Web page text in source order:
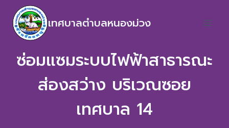
เทศบาลตำบลหนองม่วง
ซ่อมแซมระบบไฟฟ้าสาธารณะ
ส่องสว่าง บริเวณซอย
เทศบาล 14